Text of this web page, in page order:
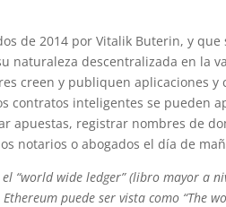
de 2014 por Vitalik Buterin, y que
naturaleza descentralizada en la
creen y publiquen aplicaciones
contratos inteligentes se pueden
apuestas, registrar nombres de
notarios o abogados el día de
“world wide ledger” (libro mayor a
puede ser vista como “The